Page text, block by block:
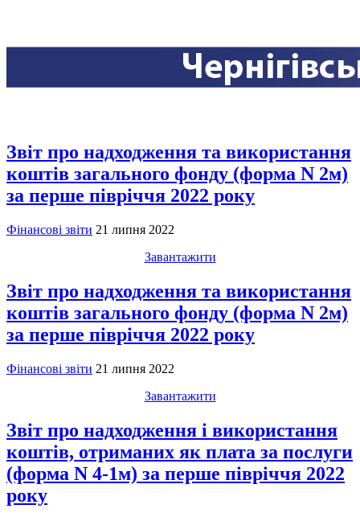
Звіт про надходження та використання
коштів загального фонду (форма N 2м)
за перше півріччя 2022 року
Фінансові звіти 21 липня 2022
Завантажити
Звіт про надходження та використання
коштів загального фонду (форма N 2м)
за перше півріччя 2022 року
Фінансові звіти 21 липня 2022
Завантажити
Звіт про надходження і використання
коштів, отриманих як плата за послуги
(форма N 4-1м) за перше півріччя 2022
року